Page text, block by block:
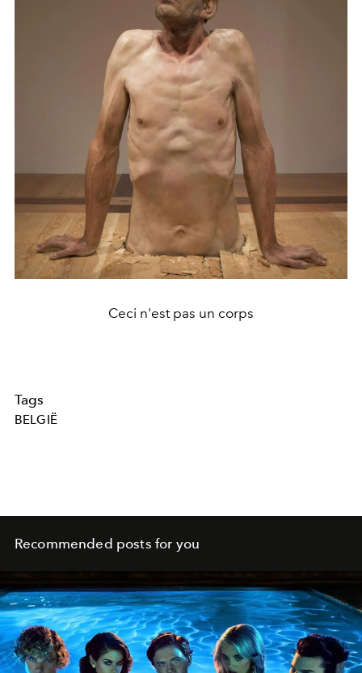
Ceci n'est pas un corps
Tags
BELGIË
Recommended posts for you